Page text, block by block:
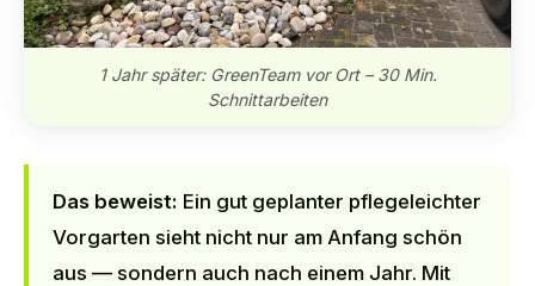
1 Jahr später: GreenTeam vor Ort – 30 Min.
Schnittarbeiten
Das beweist: Ein gut geplanter pflegeleichter
Vorgarten sieht nicht nur am Anfang schön
aus — sondern auch nach einem Jahr. Mit